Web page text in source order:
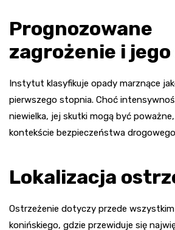
Prognozowane
zagrożenie i jego
Instytut klasyfikuje opady marznące
pierwszego stopnia. Choć
niewielka, jej skutki mogą być
kontekście bezpieczeństwa
Lokalizacja
Ostrzeżenie dotyczy przede
konińskiego, gdzie przewiduje się